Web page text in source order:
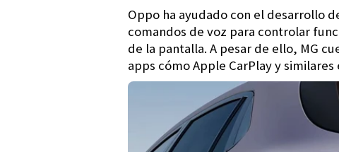
Oppo ha ayudado con el desarrollo
comandos de voz para controlar
de la pantalla. A pesar de ello, MG
apps cómo Apple CarPlay y similares